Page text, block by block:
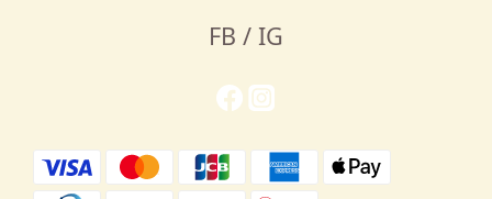
FB / IG